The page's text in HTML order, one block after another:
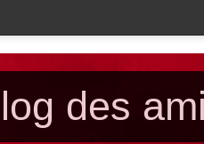
des